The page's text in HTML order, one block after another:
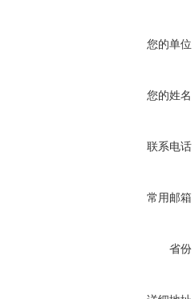
您的单位
您的姓名
联系电话
常用邮箱
省份